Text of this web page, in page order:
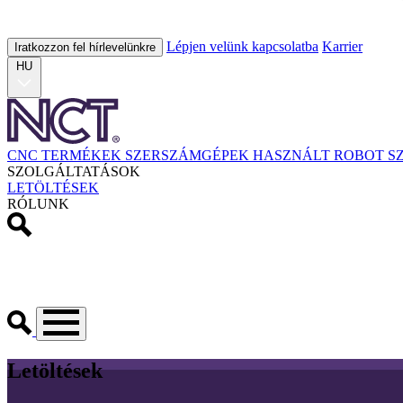
Iratkozzon fel hírlevelünkre Lépjen velünk kapcsolatba Karrier
HU
CNC TERMÉKEK SZERSZÁMGÉPEK HASZNÁLT ROBOT
SZOLGÁLTATÁSOK
LETÖLTÉSEK
RÓLUNK
Letöltések